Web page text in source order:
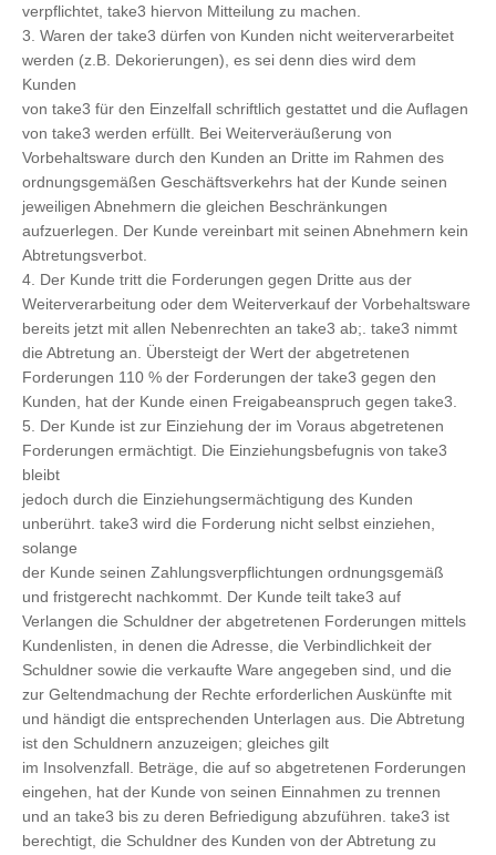
verpflichtet, take3 hiervon Mitteilung zu machen.
3. Waren der take3 dürfen von Kunden nicht weiterverarbeitet
werden (z.B. Dekorierungen), es sei denn dies wird dem
Kunden
von take3 für den Einzelfall schriftlich gestattet und die Auflagen
von take3 werden erfüllt. Bei Weiterveräußerung von
Vorbehaltsware durch den Kunden an Dritte im Rahmen des
ordnungsgemäßen Geschäftsverkehrs hat der Kunde seinen
jeweiligen Abnehmern die gleichen Beschränkungen
aufzuerlegen. Der Kunde vereinbart mit seinen Abnehmern kein
Abtretungsverbot.
4. Der Kunde tritt die Forderungen gegen Dritte aus der
Weiterverarbeitung oder dem Weiterverkauf der Vorbehaltsware
bereits jetzt mit allen Nebenrechten an take3 ab;. take3 nimmt
die Abtretung an. Übersteigt der Wert der abgetretenen
Forderungen 110 % der Forderungen der take3 gegen den
Kunden, hat der Kunde einen Freigabeanspruch gegen take3.
5. Der Kunde ist zur Einziehung der im Voraus abgetretenen
Forderungen ermächtigt. Die Einziehungsbefugnis von take3
bleibt
jedoch durch die Einziehungsermächtigung des Kunden
unberührt. take3 wird die Forderung nicht selbst einziehen,
solange
der Kunde seinen Zahlungsverpflichtungen ordnungsgemäß
und fristgerecht nachkommt. Der Kunde teilt take3 auf
Verlangen die Schuldner der abgetretenen Forderungen mittels
Kundenlisten, in denen die Adresse, die Verbindlichkeit der
Schuldner sowie die verkaufte Ware angegeben sind, und die
zur Geltendmachung der Rechte erforderlichen Auskünfte mit
und händigt die entsprechenden Unterlagen aus. Die Abtretung
ist den Schuldnern anzuzeigen; gleiches gilt
im Insolvenzfall. Beträge, die auf so abgetretenen Forderungen
eingehen, hat der Kunde von seinen Einnahmen zu trennen
und an take3 bis zu deren Befriedigung abzuführen. take3 ist
berechtigt, die Schuldner des Kunden von der Abtretung zu